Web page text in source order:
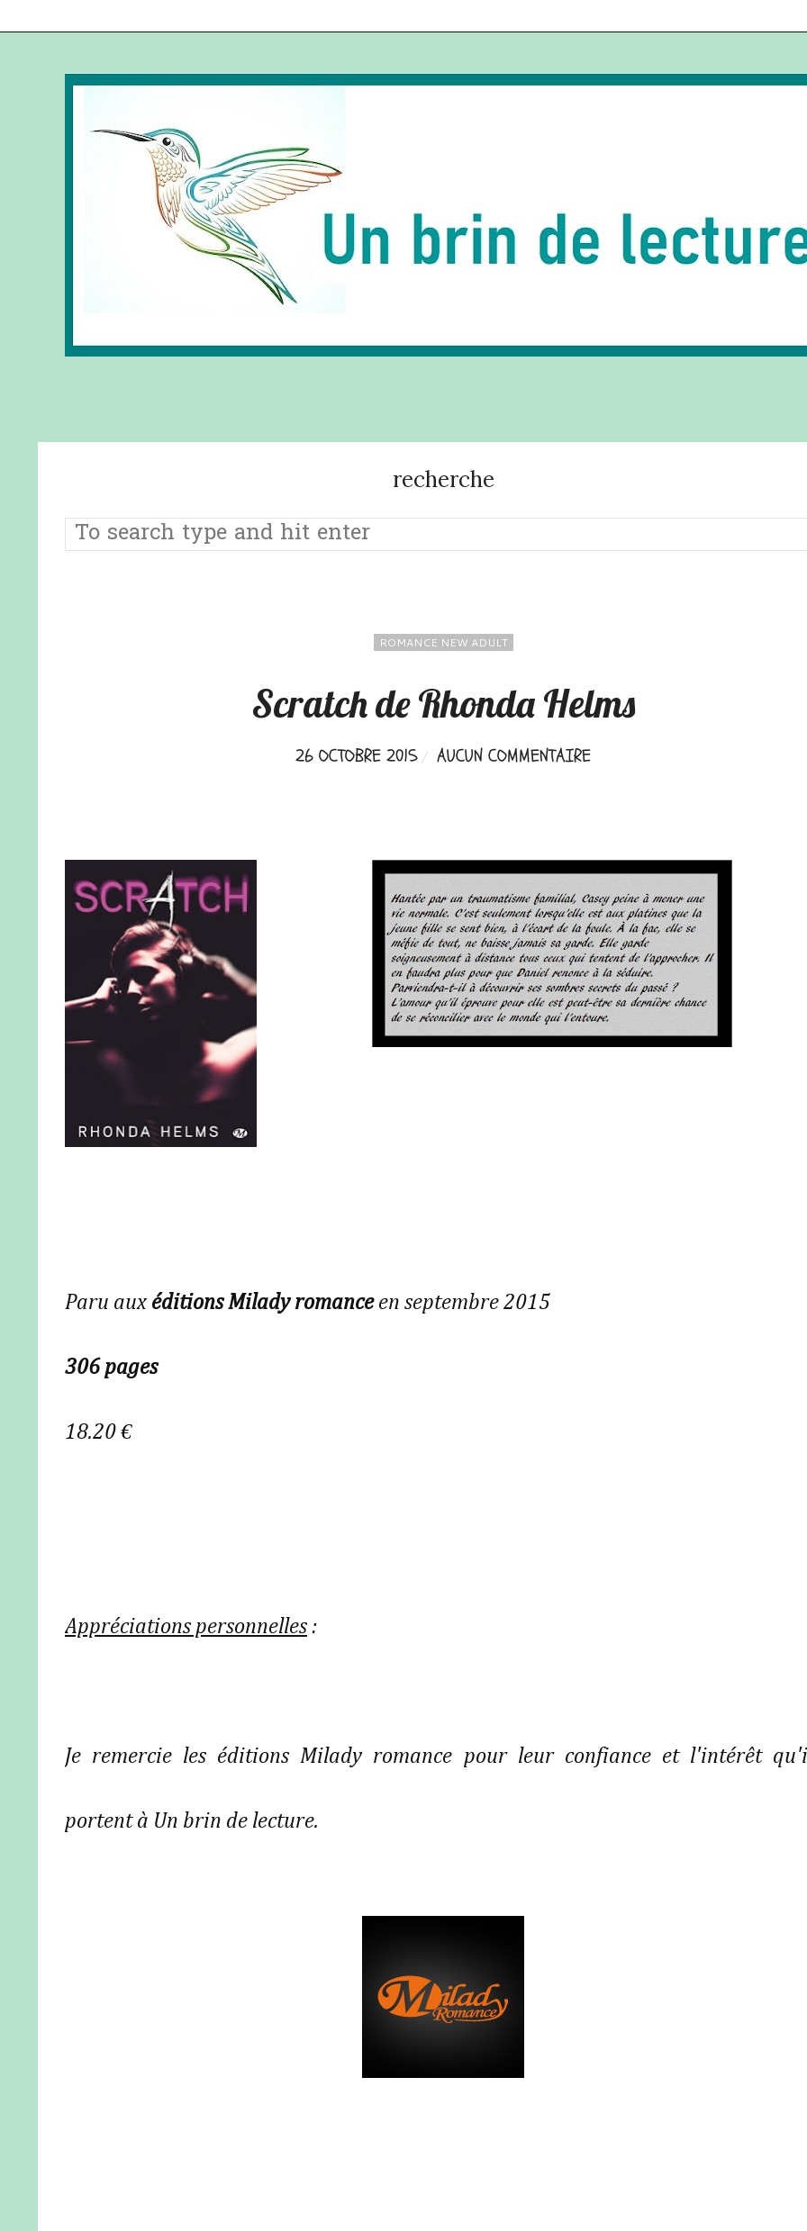
recherche
ROMANCE NEW ADULT
Scratch de Rhonda Helms
26 OCTOBRE 2015 AUCUN COMMENTAIRE
Paru aux éditions Milady romanceen septembre 2015
306 pages
18.20 €
Appréciations personnelles :
Je remercie les éditions Milady romance pour leur confiance et l'intérêt
portent à Un brin de lecture.